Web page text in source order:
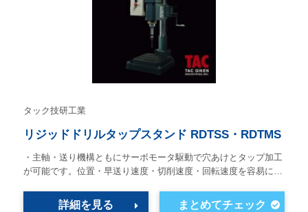
タック技研工業
リジッドドリルタップスタンド RDTSS・RDTMS
・主軸・送り機構ともにサーボモータ駆動で穴あけとタップ加工
が可能です。位置・早送り速度・切削速度・回転速度を容易に…
詳細を見る